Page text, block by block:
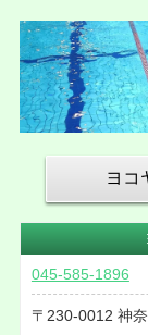
ヨコ
045-585-1896
230-0012 神